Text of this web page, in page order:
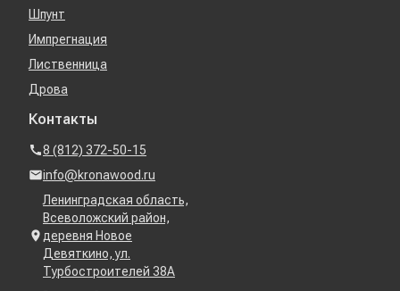
Шпунт
Импрегнация
Лиственница
Дрова
Контакты
8 (812) 372-50-15
info@kronawood.ru
Ленинградская область,
Всеволожский район,
деревня Новое
Девяткино, ул.
Турбостроителей 38А